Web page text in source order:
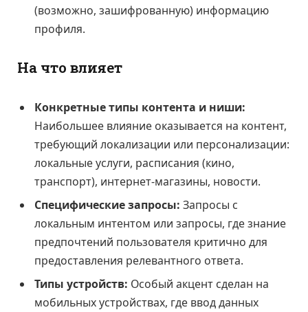
(возможно, зашифрованную) информацию
профиля.
На что влияет
Конкретные типы контента и ниши:
Наибольшее влияние оказывается на контент,
требующий локализации или персонализации:
локальные услуги, расписания (кино,
транспорт), интернет-магазины, новости.
Специфические запросы: Запросы с
локальным интентом или запросы, где знание
предпочтений пользователя критично для
предоставления релевантного ответа.
Типы устройств: Особый акцент сделан на
мобильных устройствах, где ввод данных